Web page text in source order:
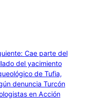
Cae parte del
del yacimiento
de Tufia,
denuncia Turcón
en Acción